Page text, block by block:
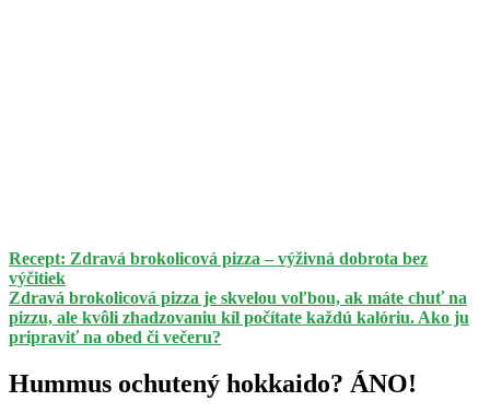
Recept: Zdravá brokolicová pizza – výživná dobrota bez
výčitiek
Zdravá brokolicová pizza je skvelou voľbou, ak máte chuť na
pizzu, ale kvôli zhadzovaniu kíl počítate každú kalóriu. Ako ju
pripraviť na obed či večeru?
Hummus ochutený hokkaido? ÁNO!